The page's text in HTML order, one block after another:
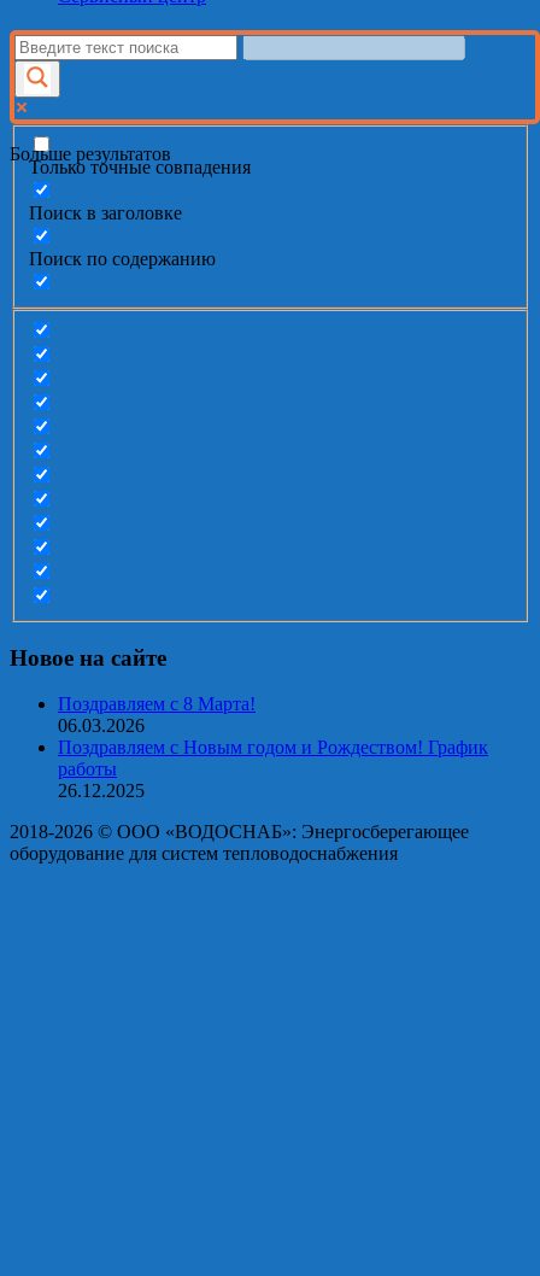
Больше результатов
Только точные совпадения
Поиск в заголовке
Поиск по содержанию
Новое на сайте
Поздравляем с 8 Марта!
06.03.2026
Поздравляем с Новым годом и Рождеством! График
работы
26.12.2025
2018-2026 © OOO «ВОДОСНАБ»: Энергосберегающее
оборудование для систем тепловодоснабжения